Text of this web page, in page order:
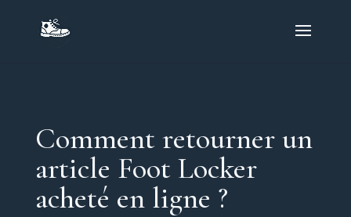
Comment retourner un
article Foot Locker
acheté en ligne ?